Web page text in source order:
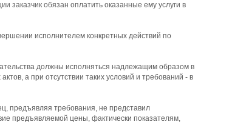
заказчик обязан оплатить оказанные ему услуги в
исполнителем конкретных действий по
должны исполняться надлежащим образом в
а при отсутствии таких условий и требований - в
предъявляя требования, не представил
предъявляемой цены, фактически показателям,